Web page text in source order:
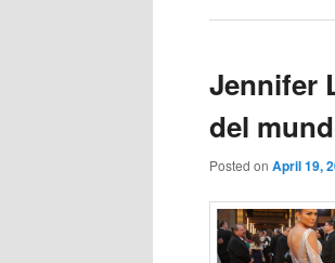
Jennifer
del
Posted onApril 19,